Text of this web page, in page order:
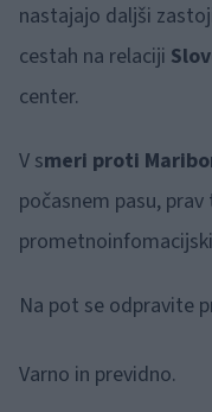
nastajajo daljši
cestah na relaciji
center.
V smeri proti
počasnem pasu,
Na pot se odpravite
Varno in previdno.